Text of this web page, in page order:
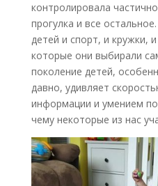
контролировала
прогулка и все
детей и спорт, и кружки,
которые они выбирали
поколение детей,
давно, удивляет
информации и умением
чему некоторые из нас